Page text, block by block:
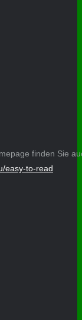
finden Sie
easy-to-read